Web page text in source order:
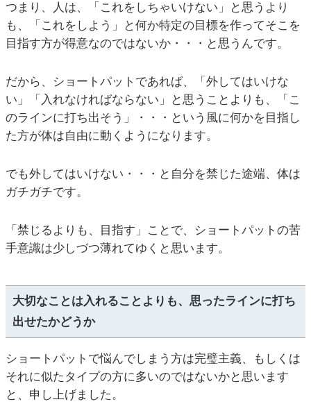
つまり、人は、「これをしちゃいけない」と思うより
も、「これをしよう」と何か特定の目標を作ってそこを
目指す方が得意なのではないか・・・と思うんです。
だから、ショートパットであれば、「外してはいけな
い」「入れなければならない」と思うことよりも、「こ
のラインに打ち出そう」・・・という風に何かを目指し
た方が体は自由に動くようになります。
でも外してはいけない・・・と自分を禁じた途端、体は
ガチガチです。
「禁じるよりも、目指す」ことで、ショートパットの苦
手意識は少しづつ薄れてゆくと思います。
大切なことは入れることよりも、思ったラインに打ち
出せたかどうか
ショートパットで悩んでしまう方は完璧主義、もしくは
それに似たタイプの方に多いのではないかと思います
と、申し上げました。